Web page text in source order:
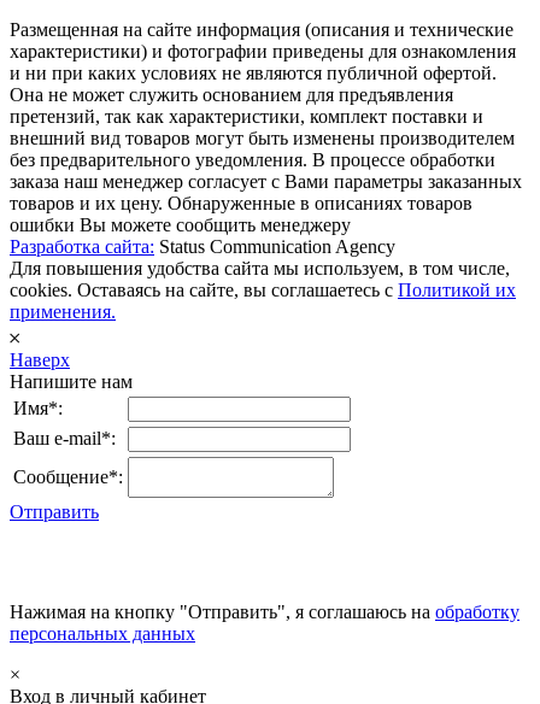
Размещенная на сайте информация (описания и технические
характеристики) и фотографии приведены для ознакомления
и ни при каких условиях не являются публичной офертой.
Она не может служить основанием для предъявления
претензий, так как характеристики, комплект поставки и
внешний вид товаров могут быть изменены производителем
без предварительного уведомления. В процессе обработки
заказа наш менеджер согласует с Вами параметры заказанных
товаров и их цену. Обнаруженные в описаниях товаров
ошибки Вы можете сообщить менеджеру
Разработка сайта: Status Communication Agency
Для повышения удобства сайта мы используем, в том числе,
cookies. Оставаясь на сайте, вы соглашаетесь с Политикой их
применения.
𐄂
Наверх
Напишите нам
Имя*:
Ваш e-mail*:
Сообщение*:
Отправить
Нажимая на кнопку "Отправить", я соглашаюсь на обработку
персональных данных
×
Вход в личный кабинет